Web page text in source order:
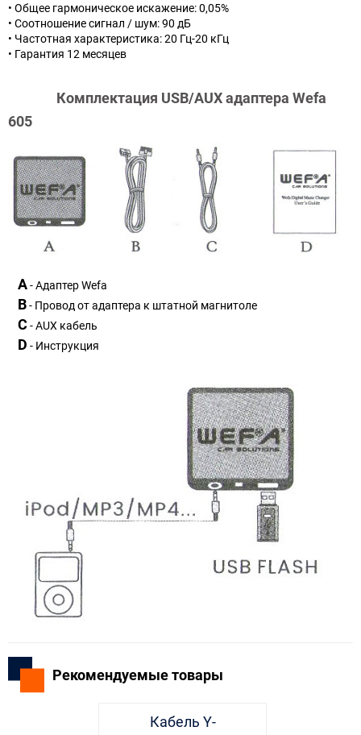
• Общее гармоническое искажение: 0,05%
• Соотношение сигнал / шум: 90 дБ
• Частотная характеристика: 20 Гц-20 кГц
• Гарантия 12 месяцев
Комплектация USB/AUX адаптера Wefa
605
A- Адаптер Wefa
B- Провод от адаптера к штатной магнитоле
С - АUX кабель
D - Инструкция
Рекомендуемые товары
Кабель Y-